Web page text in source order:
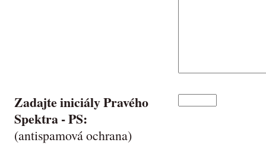
Zadajte iniciály Pravého
Spektra -PS:
(antispamová ochrana)